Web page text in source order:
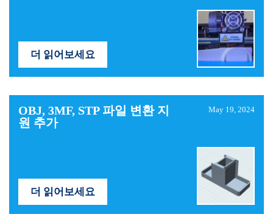
더 읽어보세요
OBJ, 3MF, STP 파일 변환 지
원 추가
May 19, 2024
더 읽어보세요